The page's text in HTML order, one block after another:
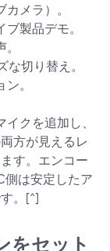
メラ）。
製品デモ。
切り替え。
。
クを追加し、
方が見えるレ
す。エンコー
側は安定したア
。[^]
をセット